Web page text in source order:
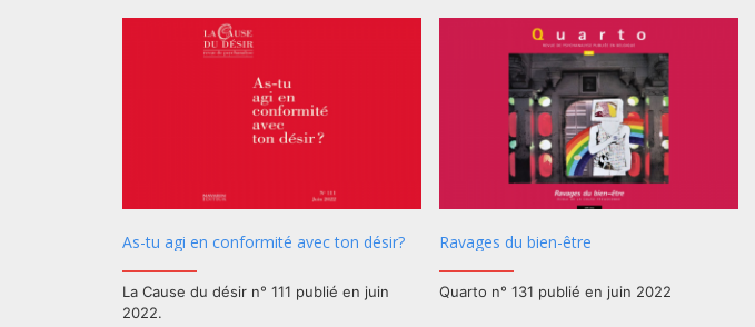
As-tu agi en conformité avec ton désir?
La Cause du désir n° 111 publié en juin
2022.
Ravages du bien-être
Quarto n° 131 publié en juin 2022